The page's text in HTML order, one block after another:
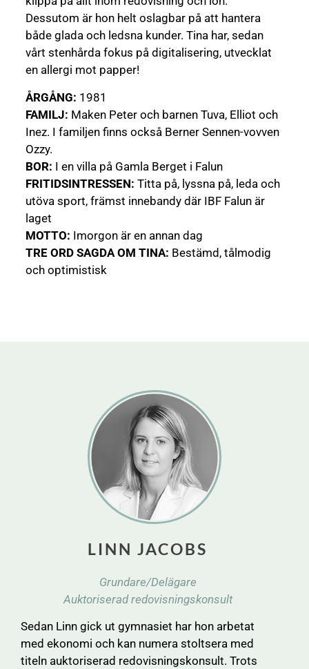
Dessutom är hon helt oslagbar på att hantera
både glada och ledsna kunder. Tina har, sedan
vårt stenhårda fokus på digitalisering, utvecklat
en allergi mot papper!
ÅRGÅNG: 1981
FAMILJ: Maken Peter och barnen Tuva, Elliot och
Inez. I familjen finns också Berner Sennen-vovven
Ozzy.
BOR: I en villa på Gamla Berget i Falun
FRITIDSINTRESSEN: Titta på, lyssna på, leda och
utöva sport, främst innebandy där IBF Falun är
laget
MOTTO: Imorgon är en annan dag
TRE ORD SAGDA OM TINA: Bestämd, tålmodig
och optimistisk
LINN JACOBS
Grundare/Delägare
Auktoriserad redovisningskonsult
Sedan Linn gick ut gymnasiet har hon arbetat
med ekonomi och kan numera stoltsera med
titeln auktoriserad redovisningskonsult. Trots